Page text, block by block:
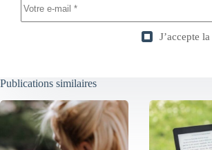
J’accepte la
Publications similaires